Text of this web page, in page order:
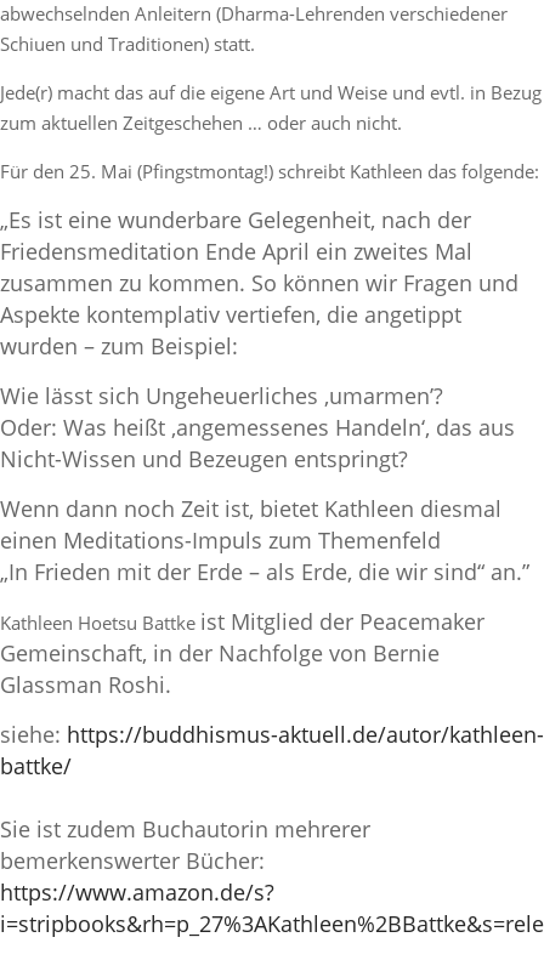
abwechselnden Anleitern (Dharma-Lehrenden verschiedener
Schiuen und Traditionen) statt.
Jede(r) macht das auf die eigene Art und Weise und evtl. in Bezug
zum aktuellen Zeitgeschehen … oder auch nicht.
Für den 25. Mai (Pfingstmontag!) schreibt Kathleen das folgende:
„Es ist eine wunderbare Gelegenheit, nach der
Friedensmeditation Ende April ein zweites Mal
zusammen zu kommen. So können wir Fragen und
Aspekte kontemplativ vertiefen, die angetippt
wurden – zum Beispiel:
Wie lässt sich Ungeheuerliches ‚umarmen’?
Oder: Was heißt ‚angemessenes Handeln‘, das aus
Nicht-Wissen und Bezeugen entspringt?
Wenn dann noch Zeit ist, bietet Kathleen diesmal
einen Meditations-Impuls zum Themenfeld
„In Frieden mit der Erde – als Erde, die wir sind“ an.”
Kathleen Hoetsu Battke ist Mitglied der Peacemaker
Gemeinschaft, in der Nachfolge von Bernie
Glassman Roshi.
siehe: https://buddhismus-aktuell.de/autor/kathleen-
battke/
Sie ist zudem Buchautorin mehrerer
bemerkenswerter Bücher:
https://www.amazon.de/s?